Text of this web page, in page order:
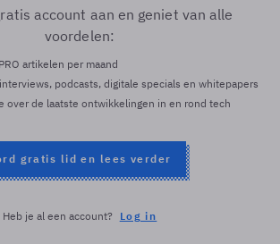
account aan en geniet van alle
voordelen:
artikelen per maand
podcasts, digitale specials en whitepapers
over de laatste ontwikkelingen in en rond tech
gratis lid en lees verder
Heb je al een account? Log in